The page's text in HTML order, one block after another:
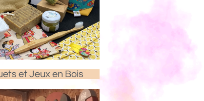
et Jeux en Bois